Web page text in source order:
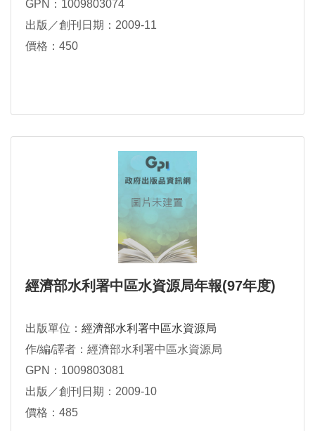
GPN：1009803074
出版／創刊日期：2009-11
價格：450
經濟部水利署中區水資源局年報(97年度)
出版單位： 經濟部水利署中區水資源局
作/編/譯者：經濟部水利署中區水資源局
GPN：1009803081
出版／創刊日期：2009-10
價格：485